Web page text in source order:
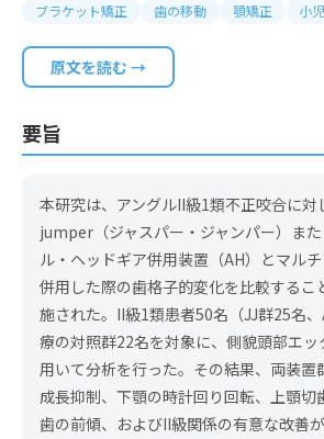
ブラケット矯正 歯の移動 顎矯正 小
原文を読む →
要旨
本研究は、アングルII級1類不正咬合に
jumper（ジャスパー・ジャンパー）ま
ル・ヘッドギア併用装置（AH）とマル
併用した際の歯格子的変化を比較するこ
施された。II級1類患者50名（JJ群25名
療の対照群22名を対象に、側貌頭部エッ
用いて分析を行った。その結果、両装置
成長抑制、下顎の時計回り回転、上顎切
歯の前傾、およびII級関係の有意な改善